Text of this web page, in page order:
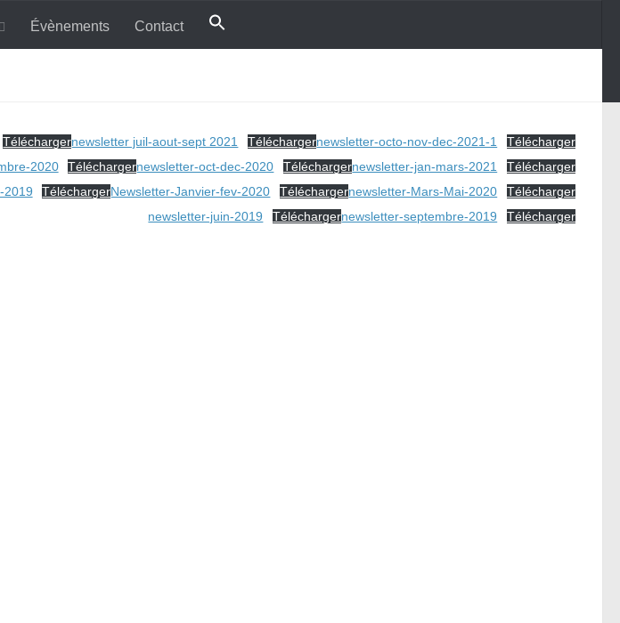
Évènements Contact
newsletter-octo-nov-dec-2021-1 Télécharger
newsletter juil-aout-sept 2021 Télécharger
Télécharger
newsletter-jan-mars-2021
Télécharger
newsletter-oct-dec-2020 Télécharger
2020
Télécharger
newsletter-Mars-Mai-2020
Télécharger
Newsletter-Janvier-fev-2020 Télécharger
2019
Télécharger
newsletter-septembre-2019
Télécharger
newsletter-juin-2019 Télécharger